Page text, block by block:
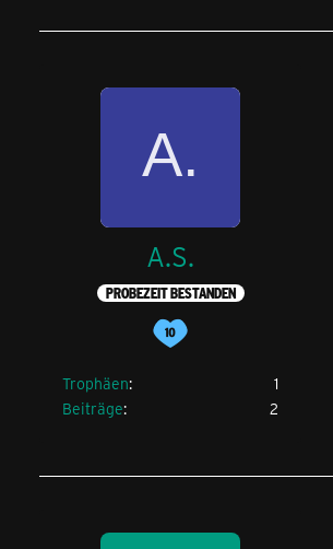
A.S.
PROBEZEIT BESTANDEN
Trophäen
1
Beiträge
2